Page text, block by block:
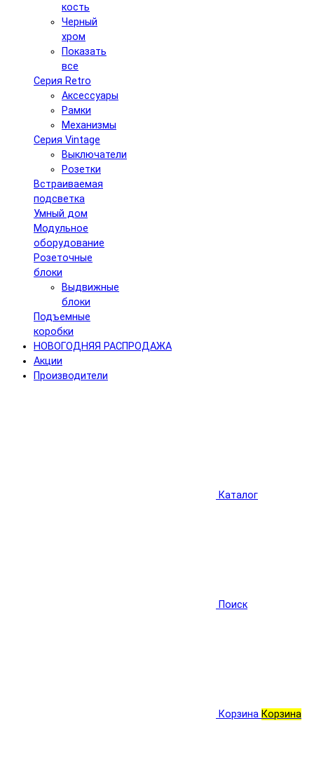
кость
Черный
хром
Показать
все
Серия Retro
Аксессуары
Рамки
Механизмы
Серия Vintage
Выключатели
Розетки
Встраиваемая
подсветка
Умный дом
Модульное
оборудование
Розеточные
блоки
Выдвижные
блоки
Подъемные
коробки
НОВОГОДНЯЯ РАСПРОДАЖА
Акции
Производители
Каталог
Поиск
Корзина Корзина